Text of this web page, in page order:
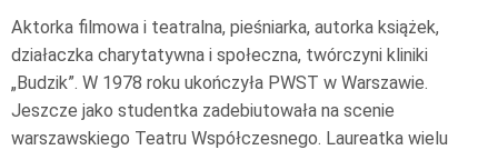
Aktorka filmowa i teatralna, pieśniarka, autorka książek,
działaczka charytatywna i społeczna, twórczyni kliniki
„Budzik”. W 1978 roku ukończyła PWST w Warszawie.
Jeszcze jako studentka zadebiutowała na scenie
warszawskiego Teatru Współczesnego. Laureatka wielu